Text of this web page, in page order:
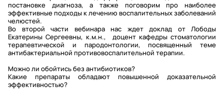
постановке диагноза, а также поговорим про наиболее
эффективные подходы к лечению воспалительных заболеваний
челюстей.
Во второй части вебинара нас ждет доклад от Лободы
Екатерины Сергеевны, к.м.н., доцент кафедры стоматологии
терапевтической и пародонтологии, посвященный теме
антибактериальной противовоспалительной терапии.
Можно ли обойтись без антибиотиков?
Какие препараты обладают повышенной доказательной
эффективностью?